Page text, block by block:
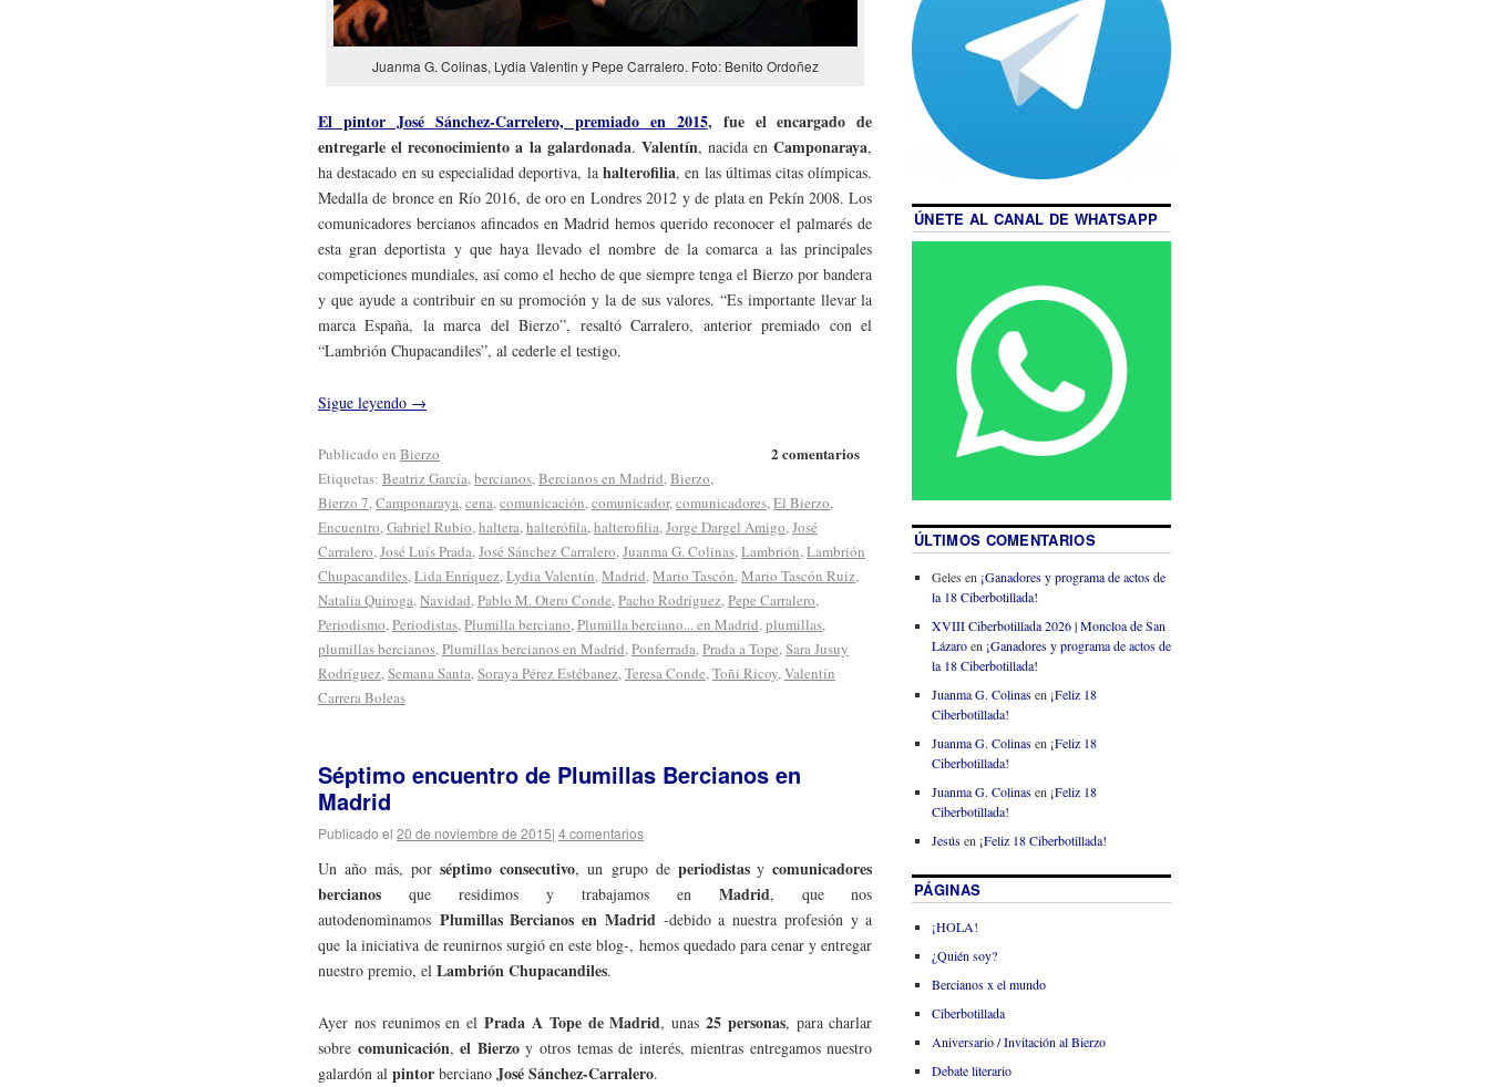
Juanma G. Colinas, Lydia Valentin y Pepe Carralero. Foto: Benito Ordoñez
El pintor José Sánchez-Carrelero, premiado en 2015, fue el encargado de
entregarle el reconocimiento a la galardonada. Valentín, nacida enCamponaraya,
ha destacado en su especialidad deportiva, la halterofilia, en las últimas citas olímpicas.
Medalla de bronce en Río 2016, de oro en Londres 2012 y de plata en Pekín 2008. Los
comunicadores bercianos afincados en Madrid hemos querido reconocer el palmarés de
esta gran deportista y que haya llevado el nombre de la comarca a las principales
competiciones mundiales, así como el hecho de que siempre tenga el Bierzo por bandera
y que ayude a contribuir en su promoción y la de sus valores. “Es importante llevar la
marca España, la marca del Bierzo”, resaltó Carralero, anterior premiado con el
“Lambrión Chupacandiles”, al cederle el testigo.
Sigue leyendo →
2 comentarios
Publicado en Bierzo
Etiquetas: Beatriz García,bercianos,Bercianos en Madrid,Bierzo,
Bierzo 7,Camponaraya,cena,comunicación,comunicador,comunicadores,El Bierzo,
Encuentro,Gabriel Rubio,haltera,halterófila,halterofilia,Jorge Dargel Amigo,José
Carralero,José Luís Prada,José Sánchez Carralero,Juanma G. Colinas,Lambrión,Lambrión
Chupacandiles,Lida Enríquez,Lydia Valentín,Madrid,Mario Tascón,Mario Tascón Ruiz,
Natalia Quiroga,Navidad,Pablo M. Otero Conde,Pacho Rodríguez,Pepe Carralero,
Periodismo,Periodistas,Plumilla berciano,Plumilla berciano... en Madrid,plumillas,
plumillas bercianos,Plumillas bercianos en Madrid,Ponferrada,Prada a Tope,Sara Jusuy
Rodríguez,Semana Santa,Soraya Pérez Estébanez,Teresa Conde,Toñi Ricoy,Valentín
Carrera Boleas
Séptimo encuentro de Plumillas Bercianos en
Madrid
Publicado el 20 de noviembre de 2015| 4 comentarios
Un año más, por séptimo consecutivo, un grupo de periodistasycomunicadores
bercianos que residimos y trabajamos en Madrid, que nos
autodenominamos Plumillas Bercianos en Madrid -debido a nuestra profesión y a
que la iniciativa de reunirnos surgió en este blog-, hemos quedado para cenar y entregar
nuestro premio, el Lambrión Chupacandiles.
Ayer nos reunimos en elPrada A Tope de Madrid, unas 25 personas, para charlar
sobre comunicación,el Bierzoy otros temas de interés, mientras entregamos nuestro
galardón al pintor berciano José Sánchez-Carralero.
ÚNETE AL CANAL DE WHATSAPP
ÚLTIMOS COMENTARIOS
Geles en ¡Ganadores y programa de actos de
la 18 Ciberbotillada!
XVIII Ciberbotillada 2026 | Moncloa de San
Lázaroen ¡Ganadores y programa de actos de
la 18 Ciberbotillada!
Juanma G. Colinasen ¡Feliz 18
Ciberbotillada!
Juanma G. Colinasen ¡Feliz 18
Ciberbotillada!
Juanma G. Colinasen ¡Feliz 18
Ciberbotillada!
Jesúsen ¡Feliz 18 Ciberbotillada!
PÁGINAS
¡HOLA!
¿Quién soy?
Bercianos x el mundo
Ciberbotillada
Aniversario / Invitación al Bierzo
Debate literario